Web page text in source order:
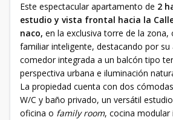
Este espectacular apartamento de 2
estudio y vista frontal hacia la
naco, en la exclusiva torre de la zona,
familiar inteligente, destacando por su
comedor integrada a un balcón tipo
perspectiva urbana e iluminación
La propiedad cuenta con dos
W/C y baño privado, un versátil
oficina o family room, cocina